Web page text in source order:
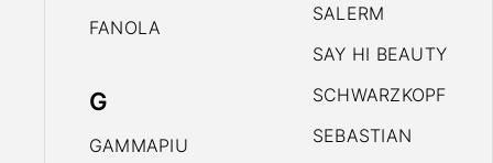
FANOLA
G
GAMMAPIU
SALERM
SAY HI BEAUTY
SCHWARZKOPF
SEBASTIAN